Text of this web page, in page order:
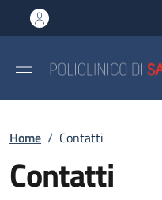
al contenuto principale
to footer content
Briciole di pane
Home / Contatti
Contatti